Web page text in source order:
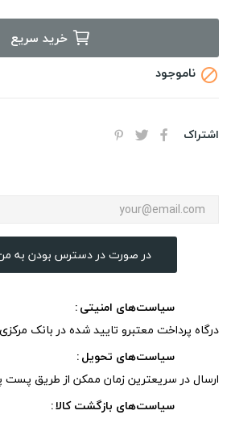
خرید سریع
 ناموجود
اشتراک
در صورت در دسترس بودن به من
سیاست‌های امنیتی
درگاه پرداخت معتبرو تایید شده در بانک مرکزی
سیاست‌های تحویل
ارسال در سریعترین زمان ممکن از طریق پست
سیاست‌های بازگشت کالا